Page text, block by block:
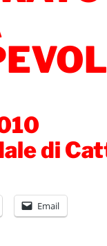
di
Email